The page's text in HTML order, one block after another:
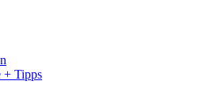
+ Tipps